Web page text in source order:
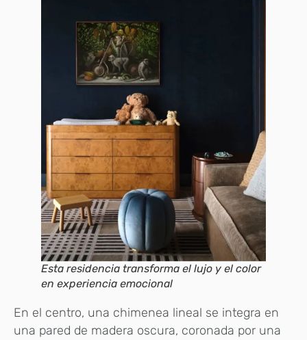
Esta residencia transforma el lujo y el color
en experiencia emocional
En el centro, una chimenea lineal se integra en
una pared de madera oscura, coronada por una